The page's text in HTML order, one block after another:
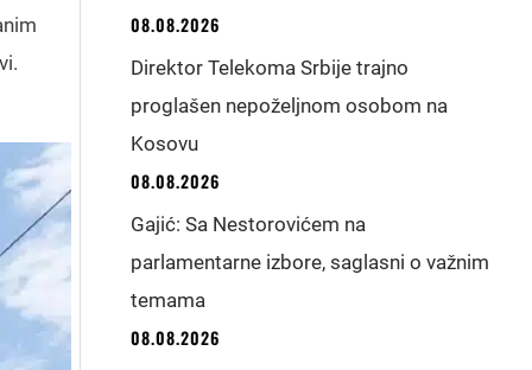
08.08.2026
Direktor Telekoma Srbije trajno
proglašen nepoželjnom osobom na
Kosovu
08.08.2026
Gajić: Sa Nestorovićem na
parlamentarne izbore, saglasni o važnim
temama
08.08.2026